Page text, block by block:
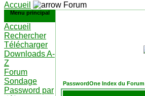
Accueil Forum
Menu principal
Accueil
Rechercher
Télécharger
Downloads A-
Z
Forum
Sondage
Password par
PasswordOne Index du Forum